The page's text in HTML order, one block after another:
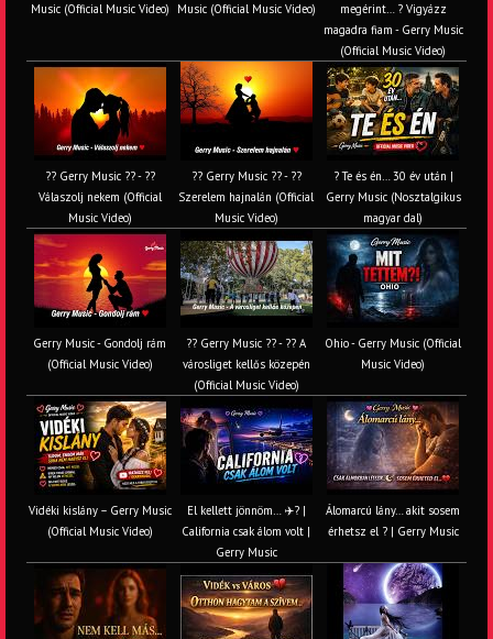
Music (Official Music Video)
Music (Official Music Video)
megérint… ? Vigyázz
magadra fiam - Gerry Music
(Official Music Video)
?? Gerry Music ?? - ??
Válaszolj nekem (Official
Music Video)
?? Gerry Music ?? - ??
Szerelem hajnalán (Official
Music Video)
? Te és én… 30 év után |
Gerry Music (Nosztalgikus
magyar dal)
Gerry Music - Gondolj rám
(Official Music Video)
?? Gerry Music ?? - ?? A
városliget kellős közepén
(Official Music Video)
Ohio - Gerry Music (Official
Music Video)
Vidéki kislány – Gerry Music
(Official Music Video)
El kellett jönnöm… ✈️? |
California csak álom volt |
Gerry Music
Álomarcú lány… akit sosem
érhetsz el ? | Gerry Music